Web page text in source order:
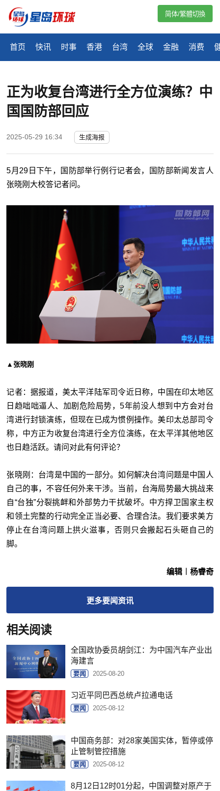
首页 快讯 时事 香港 台湾 全球 金融 消费
简体/繁體切換
正为收复台湾进行全方位演练？中
国国防部回应
2025-05-29 16:34 生成海报
5月29日下午，国防部举行例行记者会，国防部新闻发言人
张晓刚大校答记者问。
▲张晓刚
记者：据报道，美太平洋陆军司令近日称，中国在印太地区
日趋咄咄逼人、加剧危险局势，5年前没人想到中方会对台
湾进行封锁演练，但现在已成为惯例操作。美印太总部司令
称，中方正为收复台湾进行全方位演练，在太平洋其他地区
也日趋活跃。请问对此有何评论？
张晓刚：台湾是中国的一部分。如何解决台湾问题是中国人
自己的事，不容任何外来干涉。当前，台海局势最大挑战来
自“台独”分裂挑衅和外部势力干扰破坏。中方捍卫国家主权
和领土完整的行动完全正当必要、合理合法。我们要求美方
停止在台湾问题上拱火滋事，否则只会搬起石头砸自己的
脚。
编辑︱杨睿奇
更多要闻资讯
相关阅读
全国政协委员胡剑江：为中国汽车产业出
海建言
要闻 2025-08-20
习近平同巴西总统卢拉通电话
要闻 2025-08-12
中国商务部：对28家美国实体，暂停或停
止管制管控措施
要闻 2025-08-12
8月12日12时01分起，中国调整对原产于